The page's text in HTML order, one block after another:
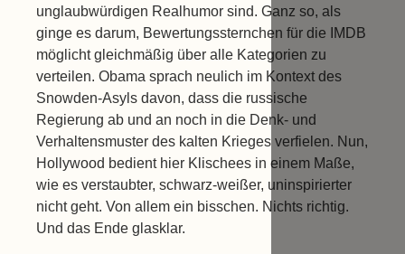
unglaubwürdigen Realhumor sind. Ganz so, als
ginge es darum, Bewertungssternchen für die IMDB
möglicht gleichmäßig über alle Kategorien zu
verteilen. Obama sprach neulich im Kontext des
Snowden-Asyls davon, dass die russische
Regierung ab und an noch in die Denk- und
Verhaltensmuster des kalten Krieges verfielen. Nun,
Hollywood bedient hier Klischees in einem Maße,
wie es verstaubter, schwarz-weißer, uninspirierter
nicht geht. Von allem ein bisschen. Nichts richtig.
Und das Ende glasklar.